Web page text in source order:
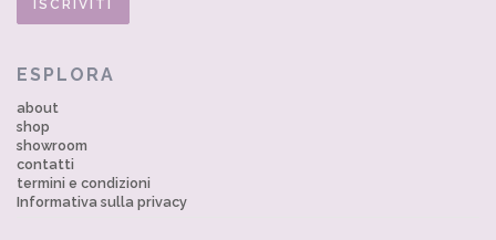
ESPLORA
about
shop
showroom
contatti
termini e condizioni
Informativa sulla privacy